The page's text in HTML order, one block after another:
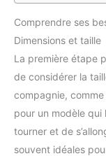
Comprendre ses
Dimensions et taille
La première étape
de considérer la
compagnie,
pour un modèle
tourner et de
souvent idéales